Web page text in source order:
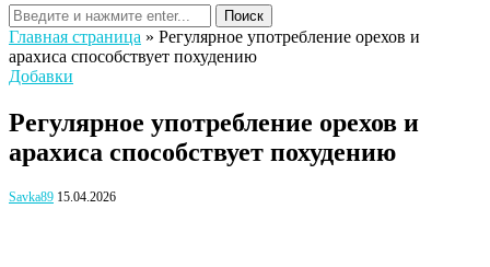
Поиск
Главная страница » Регулярное употребление орехов и
арахиса способствует похудению
Добавки
Регулярное употребление орехов и
арахиса способствует похудению
Savka89 15.04.2026